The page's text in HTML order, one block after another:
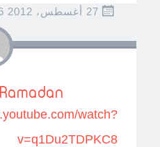
27 أغسطس، 2012 AT 12:16
watch?
v=q1Du2TDPKC8